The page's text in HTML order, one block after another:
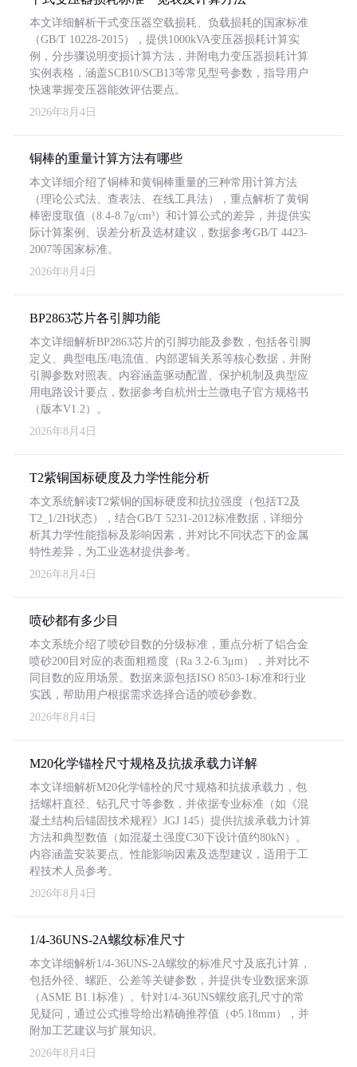
本文详细解析干式变压器空载损耗、负载损耗的国家标准
（GB/T 10228-2015），提供1000kVA变压器损耗计算实
例，分步骤说明变损计算方法，并附电力变压器损耗计算
实例表格，涵盖SCB10/SCB13等常见型号参数，指导用户
快速掌握变压器能效评估要点。
2026年8月4日
铜棒的重量计算方法有哪些
本文详细介绍了铜棒和黄铜棒重量的三种常用计算方法
（理论公式法、查表法、在线工具法），重点解析了黄铜
棒密度取值（8.4-8.7g/cm³）和计算公式的差异，并提供实
际计算案例、误差分析及选材建议，数据参考GB/T 4423-
2007等国家标准。
2026年8月4日
BP2863芯片各引脚功能
本文详细解析BP2863芯片的引脚功能及参数，包括各引脚
定义、典型电压/电流值、内部逻辑关系等核心数据，并附
引脚参数对照表。内容涵盖驱动配置、保护机制及典型应
用电路设计要点，数据参考自杭州士兰微电子官方规格书
（版本V1.2）。
2026年8月4日
T2紫铜国标硬度及力学性能分析
本文系统解读T2紫铜的国标硬度和抗拉强度（包括T2及
T2_1/2H状态），结合GB/T 5231-2012标准数据，详细分
析其力学性能指标及影响因素，并对比不同状态下的金属
特性差异，为工业选材提供参考。
2026年8月4日
喷砂都有多少目
本文系统介绍了喷砂目数的分级标准，重点分析了铝合金
喷砂200目对应的表面粗糙度（Ra 3.2-6.3μm），并对比不
同目数的应用场景。数据来源包括ISO 8503-1标准和行业
实践，帮助用户根据需求选择合适的喷砂参数。
2026年8月4日
M20化学锚栓尺寸规格及抗拔承载力详解
本文详细解析M20化学锚栓的尺寸规格和抗拔承载力，包
括螺杆直径、钻孔尺寸等参数，并依据专业标准（如《混
凝土结构后锚固技术规程》JGJ 145）提供抗拔承载力计算
方法和典型数值（如混凝土强度C30下设计值约80kN）。
内容涵盖安装要点、性能影响因素及选型建议，适用于工
程技术人员参考。
2026年8月4日
1/4-36UNS-2A螺纹标准尺寸
本文详细解析1/4-36UNS-2A螺纹的标准尺寸及底孔计算，
包括外径、螺距、公差等关键参数，并提供专业数据来源
（ASME B1.1标准）。针对1/4-36UNS螺纹底孔尺寸的常
见疑问，通过公式推导给出精确推荐值（Φ5.18mm），并
附加工艺建议与扩展知识。
2026年8月4日